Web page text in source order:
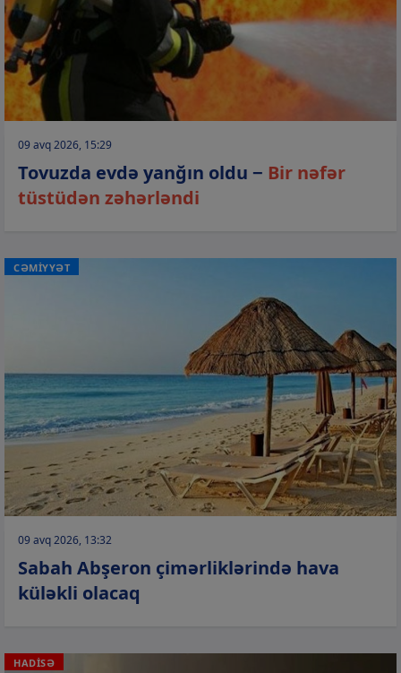
09 avq 2026, 15:29
Tovuzda evdə yanğın oldu − Bir nəfər
tüstüdən zəhərləndi
CƏMİYYƏT
09 avq 2026, 13:32
Sabah Abşeron çimərliklərində hava
küləkli olacaq
HADİSƏ